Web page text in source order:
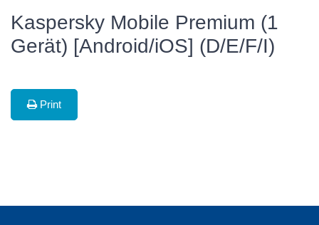
Kaspersky Mobile Premium (1
Gerät) [Android/iOS] (D/E/F/I)
Print